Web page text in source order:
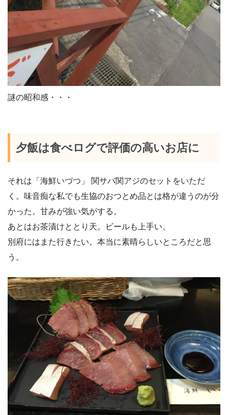
謎の昭和感・・・
夕飯は食べログで評価の高いお店に
それは「海鮮いづつ」 関サバ関アジのセットをいただ
く。味音痴な私でも生協のおつとめ品とは格が違うのが分
かった。甘みが強い気がする。
あとはお茶漬けととり天。ビールも上手い。
別府にはまた行きたい。本当に素晴らしいところだと思
う。